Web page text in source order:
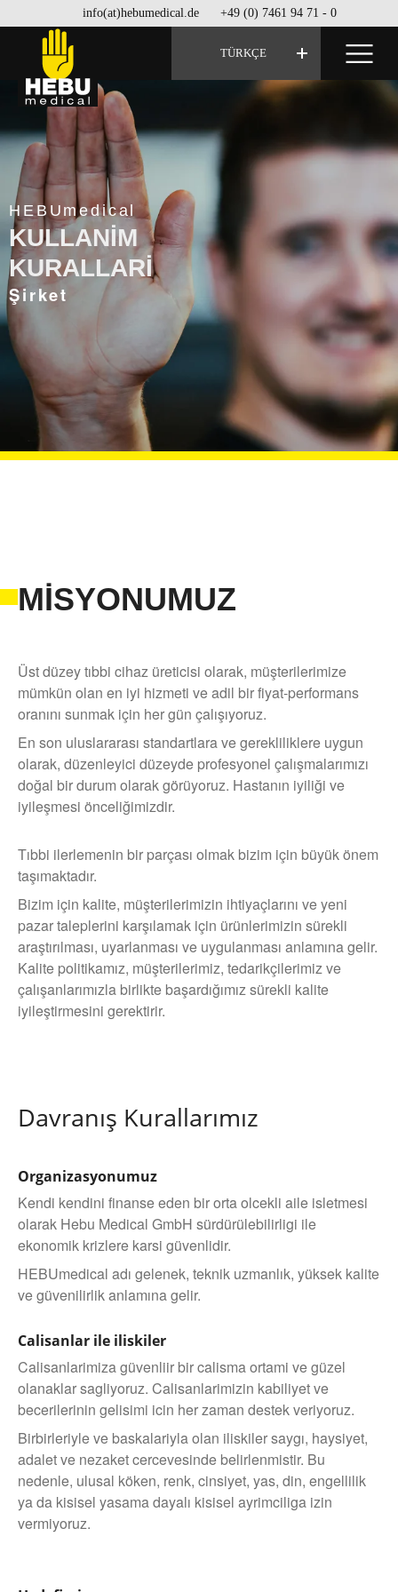
info(at)hebumedical.de +49 (0) 7461 94 71 - 0
TÜRKÇE
HEBUmedical
KULLANIM
KURALLARI
Şirket
MISYONUMUZ
Üst düzey tıbbi cihaz üreticisi olarak, müşterilerimize
mümkün olan en iyi hizmeti ve adil bir fiyat-performans
oranını sunmak için her gün çalışıyoruz.
En son uluslararası standartlara ve gerekliliklere uygun
olarak, düzenleyici düzeyde profesyonel çalışmalarımızı
doğal bir durum olarak görüyoruz. Hastanın iyiliği ve
iyileşmesi önceliğimizdir.
Tıbbi ilerlemenin bir parçası olmak bizim için büyük önem
taşımaktadır.
Bizim için kalite, müşterilerimizin ihtiyaçlarını ve yeni
pazar taleplerini karşılamak için ürünlerimizin sürekli
araştırılması, uyarlanması ve uygulanması anlamına gelir.
Kalite politikamız, müşterilerimiz, tedarikçilerimiz ve
çalışanlarımızla birlikte başardığımız sürekli kalite
iyileştirmesini gerektirir.
Davranış Kurallarımız
Organizasyonumuz
Kendi kendini finanse eden bir orta olcekli aile isletmesi
olarak Hebu Medical GmbH sürdürülebilirligi ile
ekonomik krizlere karsi güvenlidir.
HEBUmedical adı gelenek, teknik uzmanlık, yüksek kalite
ve güvenilirlik anlamına gelir.
Calisanlar ile iliskiler
Calisanlarimiza güvenliir bir calisma ortami ve güzel
olanaklar sagliyoruz. Calisanlarimizin kabiliyet ve
becerilerinin gelisimi icin her zaman destek veriyoruz.
Birbirleriyle ve baskalariyla olan iliskiler saygı, haysiyet,
adalet ve nezaket cercevesinde belirlenmistir. Bu
nedenle, ulusal köken, renk, cinsiyet, yas, din, engellilik
ya da kisisel yasama dayalı kisisel ayrimciliga izin
vermiyoruz.